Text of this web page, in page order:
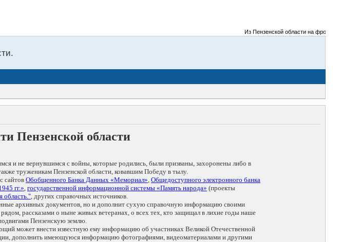
Из Пензенской области на фронты
Пензенской области
и не вернувшимся с войны, которые родились, были призваны, захоронены либо в
труженикам Пензенской области, ковавшим Победу в тылу.
сайтовОбобщенного Банка Данных «Мемориал», Общедоступного электронного банка
гг.», государственной информационной системы «Память народа» (проекты
область.", других справочных источников.
архивных документов, но и дополнит сухую справочную информацию своими
рассказами о ныне живых ветеранах, о всех тех, кто защищал в лихие годы наше
Пензенскую землю.
может внести известную ему информацию об участниках Великой Отечественной
дополнить имеющуюся информацию фотографиями, видеоматериалами и другими